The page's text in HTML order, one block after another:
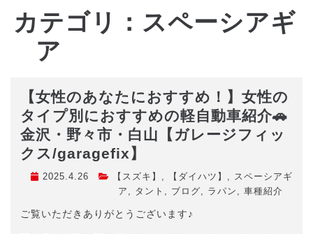
カテゴリ：スペーシアギ
ア
【女性のあなたにおすすめ！】女性の
タイプ別におすすめの軽自動車紹介🚗
金沢・野々市・白山【ガレージフィッ
クス/garagefix】
2025.4.26 【スズキ】 , 【ダイハツ】 , スペーシアギ
ア , タント , ブログ, ラパン , 車種紹介
ご覧いただきありがとうございます♪